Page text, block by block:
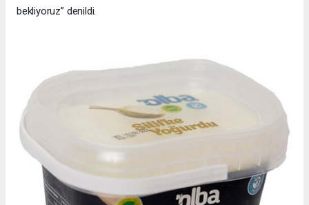
bekliyoruz” denildi.